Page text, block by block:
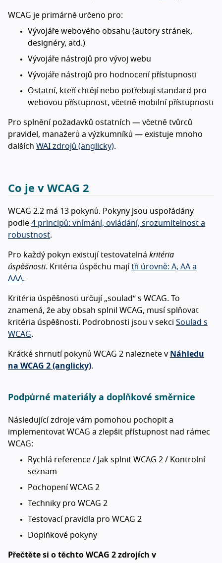
WCAG je primárně určeno pro:
Vývojáře webového obsahu (autory stránek,
designéry, atd.)
Vývojáře nástrojů pro vývoj webu
Vývojáře nástrojů pro hodnocení přístupnosti
Ostatní, kteří chtějí nebo potřebují standard pro
webovou přístupnost, včetně mobilní přístupnosti
Pro splnění požadavků ostatních — včetně tvůrců
pravidel, manažerů a výzkumníků — existuje mnoho
dalších WAI zdrojů (anglicky).
Co je v WCAG 2
WCAG 2.2 má 13 pokynů. Pokyny jsou uspořádány
podle 4 principů: vnímání, ovládání, srozumitelnost a
robustnost.
Pro každý pokyn existují testovatelná kritéria
úspěšnosti. Kritéria úspěchu mají tři úrovně: A, AA a
AAA.
Kritéria úspěšnosti určují „soulad“ s WCAG. To
znamená, že aby obsah splnil WCAG, musí splňovat
kritéria úspěšnosti. Podrobnosti jsou v sekci Soulad s
WCAG.
Krátké shrnutí pokynů WCAG 2 naleznete v Náhledu
na WCAG 2 (anglicky).
Podpůrné materiály a doplňkové směrnice
Následující zdroje vám pomohou pochopit a
implementovat WCAG a zlepšit přístupnost nad rámec
WCAG:
Rychlá reference / Jak splnit WCAG 2 / Kontrolní
seznam
Pochopení WCAG 2
Techniky pro WCAG 2
Testovací pravidla pro WCAG 2
Doplňkové pokyny
Přečtěte si o těchto WCAG 2 zdrojích v